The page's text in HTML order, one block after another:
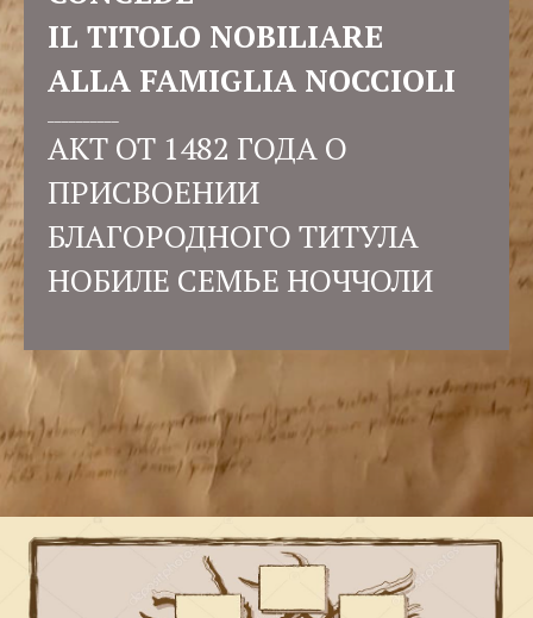
IL TITOLO NOBILIARE
ALLA FAMIGLIA NOCCIOLI
АКТ ОТ 1482 ГОДА О
ПРИСВОЕНИИ
БЛАГОРОДНОГО ТИТУЛА
НОБИЛЕ СЕМЬЕ НОЧЧОЛИ